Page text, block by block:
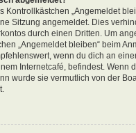
Kontrollkästchen „Angemeldet
Sitzung angemeldet. Dies
durch einen Dritten. Um
„Angemeldet bleiben“ beim
wenn du dich an
Internetcafé, befindest. Wenn
wurde sie vermutlich von der